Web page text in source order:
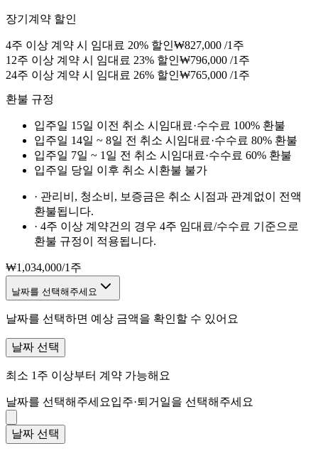
장기계약 할인
4주 이상 계약 시 임대료 20% 할인₩827,000 /1주
12주 이상 계약 시 임대료 23% 할인₩796,000 /1주
24주 이상 계약 시 임대료 26% 할인₩765,000 /1주
환불 규정
입주일 15일 이전 취소 시 임대료·수수료 100% 환불
입주일 14일 ~ 8일 전 취소 시 임대료·수수료 80% 환불
입주일 7일 ~ 1일 전 취소 시 임대료·수수료 60% 환불
입주일 당일 이후 취소 시 환불 불가
· 관리비, 청소비, 보증금은 취소 시점과 관계없이 전액
환불됩니다.
· 4주 이상 계약건의 경우 4주 임대료/수수료 기준으로
환불 규정이 적용됩니다.
₩1,034,000/1주
날짜를 선택해주세요
날짜를 선택하면 예상 금액을 확인할 수 있어요
날짜 선택
최소 1주 이상부터 계약 가능해요
날짜를 선택해주세요입주·퇴거일을 선택해주세요
날짜 선택